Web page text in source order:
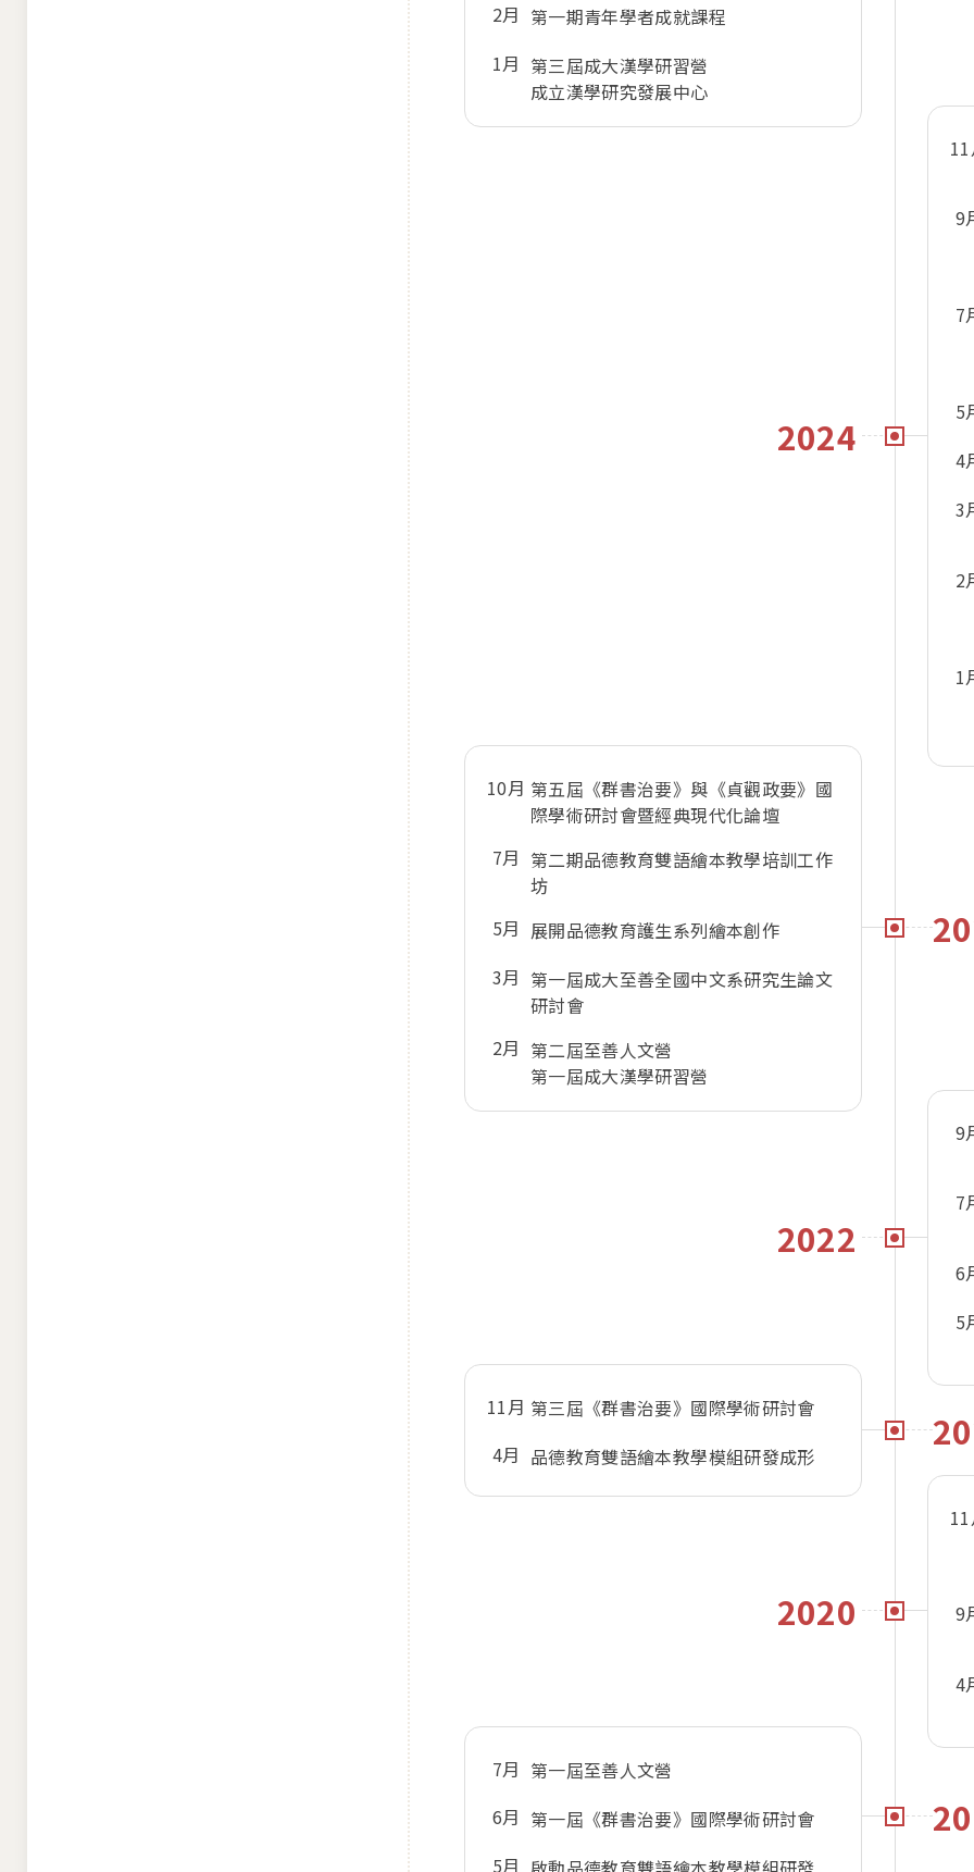
2月 第一期青年學者成就課程
1月 第三屆成大漢學研習營
成立漢學研究發展中心
2024
9
7
5
4
3
2
1
10月 第五屆《群書治要》與《貞觀政要》國
際學術研討會暨經典現代化論壇
7月 第二期品德教育雙語繪本教學培訓工作
坊
5月 展開品德教育護生系列繪本創作
3月 第一屆成大至善全國中文系研究生論文
研討會
2月 第二屆至善人文營
第一屆成大漢學研習營
2022
9
7
6
5
11月 第三屆《群書治要》國際學術研討會
4月 品德教育雙語繪本教學模組研發成形
2020 9
4
7月 第一屆至善人文營
6月 第一屆《群書治要》國際學術研討會
5月